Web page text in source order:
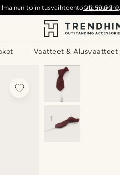
Vaatteet & Alusvaatteet
ilmainen toimitusvaihtoehto yli 59,00 €
Ota meihin